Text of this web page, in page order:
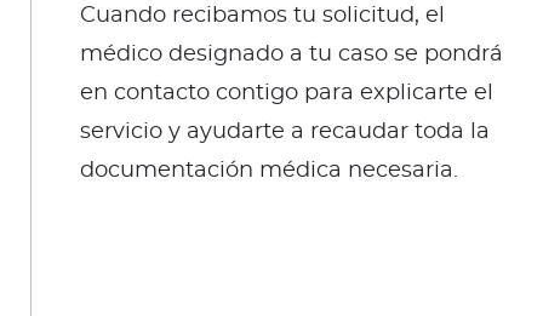
Cuando recibamos tu solicitud, el
médico designado a tu caso se pondrá
en contacto contigo para explicarte el
servicio y ayudarte a recaudar toda la
documentación médica necesaria.